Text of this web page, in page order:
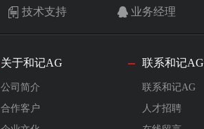
技术支持 业务经理
关于和记AG
公司简介
合作客户
联系和记AG
联系和记AG
人才招聘